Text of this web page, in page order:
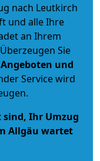
nach Leutkirch
und alle Ihre
an Ihrem
Sie
und
Service wird
sind, Ihr Umzug
Allgäu wartet